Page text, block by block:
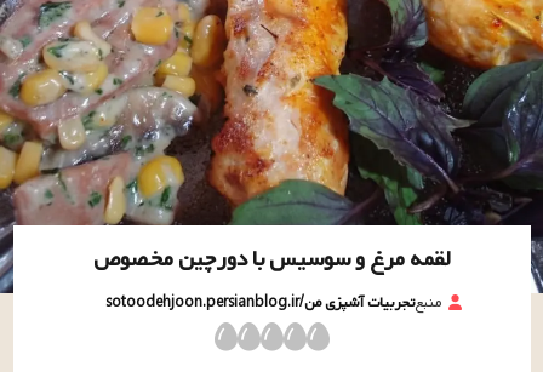
لقمه مرغ و سوسیس با دورچین مخصوص
منبعتجربیات آشپزی من/sotoodehjoon.persianblog.ir